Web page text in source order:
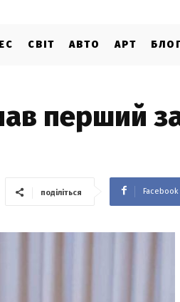
СВІТ АВТО АРТ
перший
поділіться Facebook